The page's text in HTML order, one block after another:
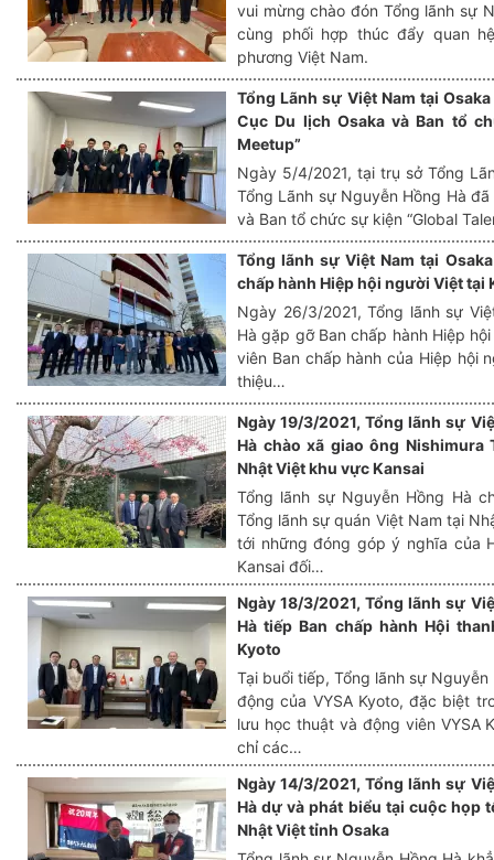
vui mừng chào đón Tổng lãnh sự
cùng phối hợp thúc đẩy quan
phương Việt Nam.
Tổng Lãnh sự Việt Nam tại
Cục Du lịch Osaka và Ban tổ
Meetup”
Ngày 5/4/2021, tại trụ sở Tổng
Tổng Lãnh sự Nguyễn Hồng Hà
và Ban tổ chức sự kiện “Global
Tổng lãnh sự Việt Nam tại
chấp hành Hiệp hội người Việt tại
Ngày 26/3/2021, Tổng lãnh sự
Hà gặp gỡ Ban chấp hành Hiệp
viên Ban chấp hành của Hiệp hội
thiệu…
Ngày 19/3/2021, Tổng lãnh sự
Hà chào xã giao ông
Nhật Việt khu vực Kansai
Tổng lãnh sự Nguyễn Hồng Hà
Tổng lãnh sự quán Việt Nam tại
tới những đóng góp ý nghĩa của
Kansai đối…
Ngày 18/3/2021, Tổng lãnh sự
Hà tiếp Ban chấp hành Hội
Kyoto
Tại buổi tiếp, Tổng lãnh sự
động của VYSA Kyoto, đặc biệt
lưu học thuật và động viên VYSA
chỉ các…
Ngày 14/3/2021, Tổng lãnh sự
Hà dự và phát biểu tại cuộc họp
Nhật Việt tỉnh Osaka